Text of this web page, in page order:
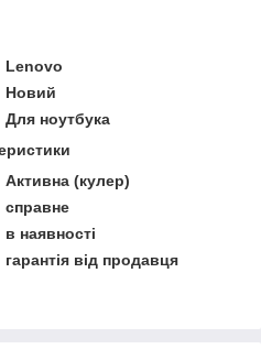
Lenovo
Новий
Для ноутбука
Активна (кулер)
справне
в наявності
гарантія від продавця